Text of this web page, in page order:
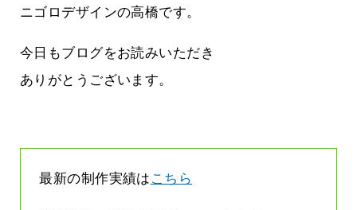
ニゴロデザインの高橋です。
今日もブログをお読みいただき
ありがとうございます。
最新の制作実績は こちら
気持ちでホームページで役に立ちたい
2026.07.30